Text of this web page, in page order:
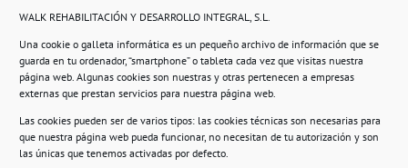
WALK REHABILITACIÓN Y DESARROLLO INTEGRAL, S.L.
Una cookie o galleta informática es un pequeño archivo de información que se
guarda en tu ordenador, “smartphone” o tableta cada vez que visitas nuestra
página web. Algunas cookies son nuestras y otras pertenecen a empresas
externas que prestan servicios para nuestra página web.
Las cookies pueden ser de varios tipos: las cookies técnicas son necesarias para
que nuestra página web pueda funcionar, no necesitan de tu autorización y son
las únicas que tenemos activadas por defecto.
Información
Compromiso con la protección de datos